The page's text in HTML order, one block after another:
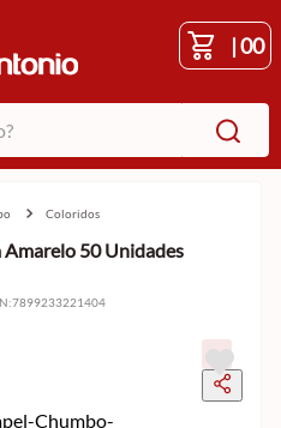
|00
coloridos
50 Unidades
:7899233221404